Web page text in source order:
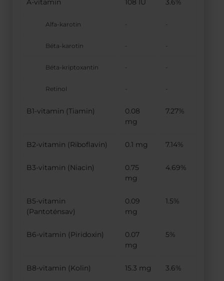
A-vitamin 108 IU 3.6%
Alfa-karotin - -
Béta-karotin - -
Béta-kriptoxantin - -
Retinol - -
B1-vitamin (Tiamin)
0.08
mg
7.27%
B2-vitamin (Riboflavin) 0.1 mg 7.14%
B3-vitamin (Niacin)
0.75
mg
4.69%
B5-vitamin
(Pantoténsav)
0.09
mg
1.5%
B6-vitamin (Piridoxin)
0.07
mg
5%
B8-vitamin (Kolin) 15.3 mg 3.6%